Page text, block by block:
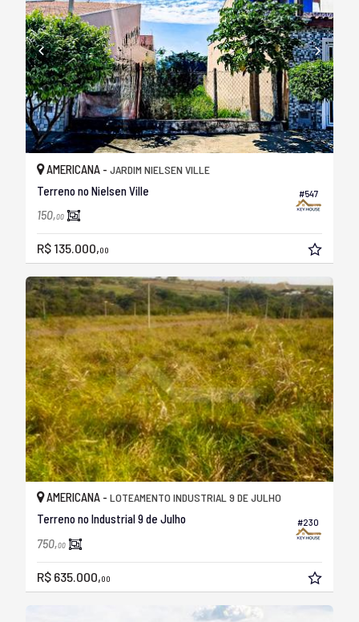
#547
AMERICANA - JARDIM NIELSEN VILLE
Terreno no Nielsen Ville
150,00
R$ 135.000,00
#230
AMERICANA - LOTEAMENTO INDUSTRIAL 9 DE JULHO
Terreno no Industrial 9 de Julho
750,00
R$ 635.000,00